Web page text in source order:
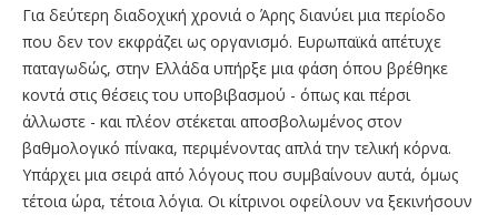
Για δεύτερη διαδοχική χρονιά ο Άρης διανύει μια περίοδο
που δεν τον εκφράζει ως οργανισμό. Ευρωπαϊκά απέτυχε
παταγωδώς, στην Ελλάδα υπήρξε μια φάση όπου βρέθηκε
κοντά στις θέσεις του υποβιβασμού - όπως και πέρσι
άλλωστε - και πλέον στέκεται αποσβολωμένος στον
βαθμολογικό πίνακα, περιμένοντας απλά την τελική κόρνα.
Υπάρχει μια σειρά από λόγους που συμβαίνουν αυτά, όμως
τέτοια ώρα, τέτοια λόγια. Οι κίτρινοι οφείλουν να ξεκινήσουν